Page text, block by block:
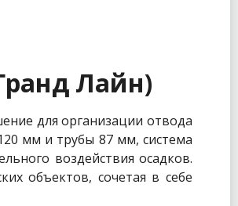
Лайн)
для организации отвода
мм и трубы 87 мм, система
воздействия осадков.
объектов, сочетая в себе